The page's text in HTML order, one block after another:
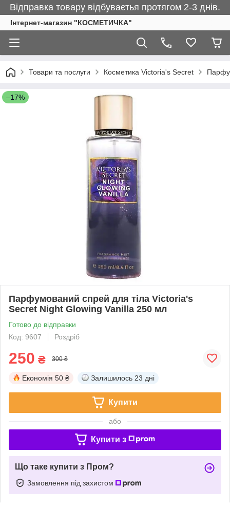
Відправка товару відбуваєтья протягом 2-3 днів.
Інтернет-магазин "КОСМЕТИЧКА"
Товари та послуги Косметика Victoria's Secret
–17%
Парфумований спрей для тіла Victoria's
Secret Night Glowing Vanilla 250 мл
Готово до відправки
Код: 9607
Роздріб
250 ₴ 300 ₴
Економія 50 ₴ Залишилось 23 дні
Купити
або
Купити з
Що таке купити з Пром?
Замовлення під захистом